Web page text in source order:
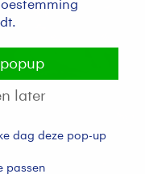
later
dag deze pop-up
passen